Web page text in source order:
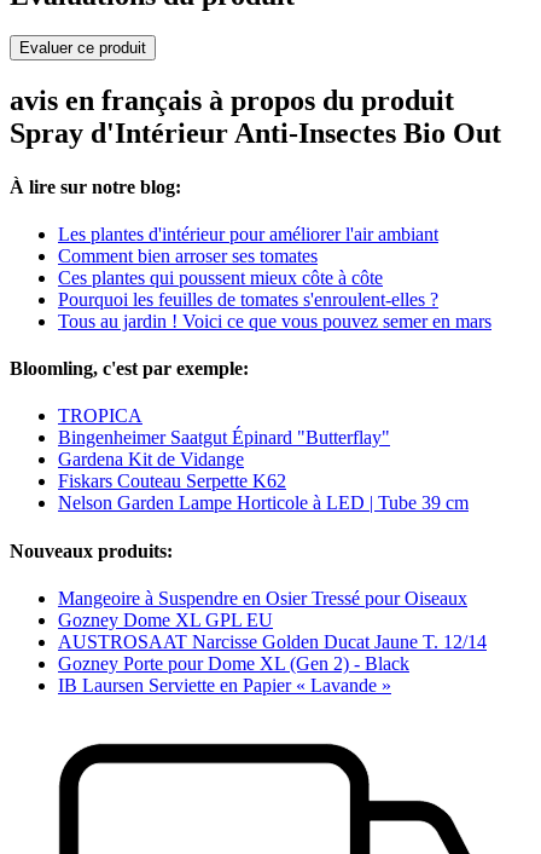
Evaluer ce produit
avis en français à propos du produit
Spray d'Intérieur Anti-Insectes Bio Out
À lire sur notre blog:
Les plantes d'intérieur pour améliorer l'air ambiant
Comment bien arroser ses tomates
Ces plantes qui poussent mieux côte à côte
Pourquoi les feuilles de tomates s'enroulent-elles ?
Tous au jardin ! Voici ce que vous pouvez semer en mars
Bloomling, c'est par exemple:
TROPICA
Bingenheimer Saatgut Épinard "Butterflay"
Gardena Kit de Vidange
Fiskars Couteau Serpette K62
Nelson Garden Lampe Horticole à LED | Tube 39 cm
Nouveaux produits:
Mangeoire à Suspendre en Osier Tressé pour Oiseaux
Gozney Dome XL GPL EU
AUSTROSAAT Narcisse Golden Ducat Jaune T. 12/14
Gozney Porte pour Dome XL (Gen 2) - Black
IB Laursen Serviette en Papier « Lavande »